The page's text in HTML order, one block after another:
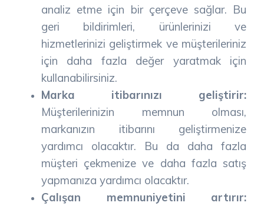
analiz etme için bir çerçeve sağlar. Bu
geri bildirimleri, ürünlerinizi ve
hizmetlerinizi geliştirmek ve müşterileriniz
için daha fazla değer yaratmak için
kullanabilirsiniz.
Marka itibarınızı geliştirir:
Müşterilerinizin memnun olması,
markanızın itibarını geliştirmenize
yardımcı olacaktır. Bu da daha fazla
müşteri çekmenize ve daha fazla satış
yapmanıza yardımcı olacaktır.
Çalışan memnuniyetini artırır: